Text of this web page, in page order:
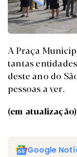
A Praça
tantas
deste ano do
pessoas a ver.
(em atualização)
Google